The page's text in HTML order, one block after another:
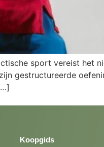
sport vereist het
gestructureerde
Koopgids